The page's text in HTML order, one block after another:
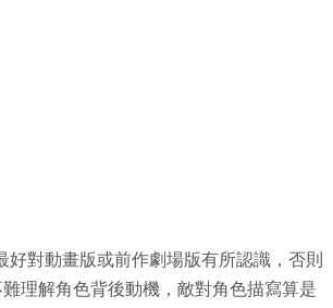
好對動畫版或前作劇場版有所認識，否則
理解角色背後動機，敵對角色描寫算是